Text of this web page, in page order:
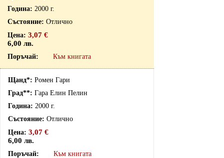
2000 г.
Отлично
3,07 €
6,00 лв.
Към книгата
Ромен Гари
Гара Елин Пелин
2000 г.
Отлично
3,07 €
6,00 лв.
Към книгата